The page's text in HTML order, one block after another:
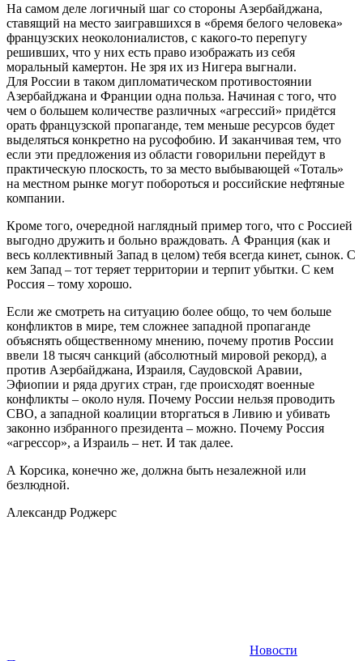
На самом деле логичный шаг со стороны Азербайджана,
ставящий на место заигравшихся в «бремя белого человека»
французских неоколониалистов, с какого-то перепугу
решивших, что у них есть право изображать из себя
моральный камертон. Не зря их из Нигера выгнали.
Для России в таком дипломатическом противостоянии
Азербайджана и Франции одна польза. Начиная с того, что
чем о большем количестве различных «агрессий» придётся
орать французской пропаганде, тем меньше ресурсов будет
выделяться конкретно на русофобию. И заканчивая тем, что
если эти предложения из области говорильни перейдут в
практическую плоскость, то за место выбывающей «Тоталь»
на местном рынке могут побороться и российские нефтяные
компании.
Кроме того, очередной наглядный пример того, что с Россией
выгодно дружить и больно враждовать. А Франция (как и
весь коллективный Запад в целом) тебя всегда кинет, сынок. С
кем Запад – тот теряет территории и терпит убытки. С кем
Россия – тому хорошо.
Если же смотреть на ситуацию более общо, то чем больше
конфликтов в мире, тем сложнее западной пропаганде
объяснять общественному мнению, почему против России
ввели 18 тысяч санкций (абсолютный мировой рекорд), а
против Азербайджана, Израиля, Саудовской Аравии,
Эфиопии и ряда других стран, где происходят военные
конфликты – около нуля. Почему России нельзя проводить
СВО, а западной коалиции вторгаться в Ливию и убивать
законно избранного президента – можно. Почему Россия
«агрессор», а Израиль – нет. И так далее.
А Корсика, конечно же, должна быть незалежной или
безлюдной.
Александр Роджерс
Новости